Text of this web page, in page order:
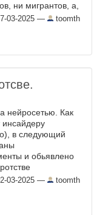
ни мигрантов, а,
Не
03-2025 — toomth
нейросетью. Как
инсайдеру
в следующий
и обьявлено
машин никто
сообщил о
03-2025 — toomth